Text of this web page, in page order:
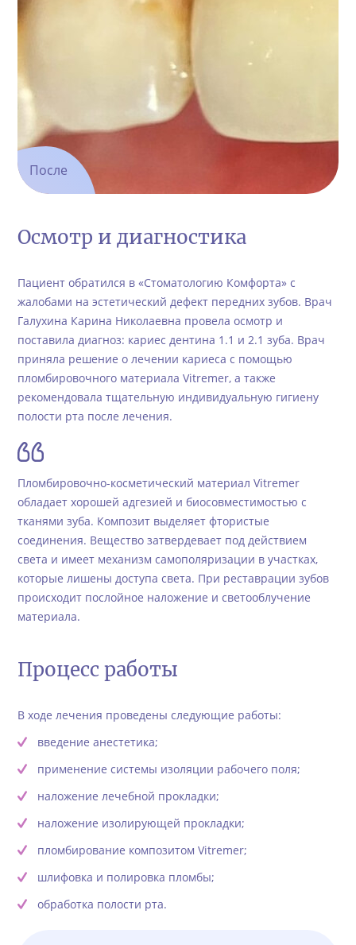
После
Осмотр и диагностика
Пациент обратился в «Стоматологию Комфорта» с
жалобами на эстетический дефект передних зубов. Врач
Галухина Карина Николаевна провела осмотр и
поставила диагноз: кариес дентина 1.1 и 2.1 зуба. Врач
приняла решение о лечении кариеса с помощью
пломбировочного материала Vitremer, а также
рекомендовала тщательную индивидуальную гигиену
полости рта после лечения.
Пломбировочно-косметический материал Vitremer
обладает хорошей адгезией и биосовместимостью с
тканями зуба. Композит выделяет фтористые
соединения. Вещество затвердевает под действием
света и имеет механизм самополяризации в участках,
которые лишены доступа света. При реставрации зубов
происходит послойное наложение и светооблучение
материала.
Процесс работы
В ходе лечения проведены следующие работы:
введение анестетика;
применение системы изоляции рабочего поля;
наложение лечебной прокладки;
наложение изолирующей прокладки;
пломбирование композитом Vitremer;
шлифовка и полировка пломбы;
обработка полости рта.